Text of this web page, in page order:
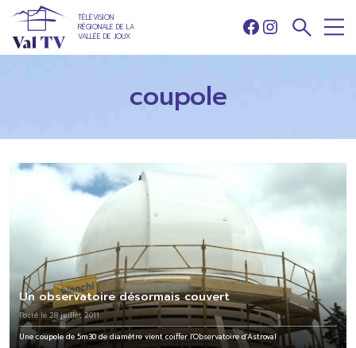
TÉLÉVISION
RÉGIONALE DE LA
VALLÉE DE JOUX
Facebook
Instagram
coupole
Un observatoire désormais couvert
Posté le 28 juillet 2011
Une coupole de 5m30 de diamètre vient coiffer l'Observatoire d'Astroval